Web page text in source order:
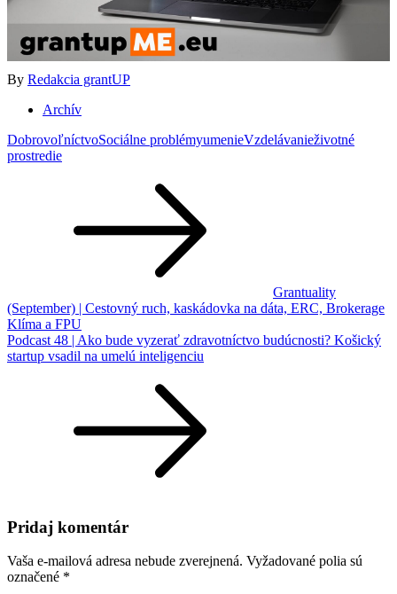
By Redakcia grantUP
Archív
DobrovoľníctvoSociálne problémyumenieVzdelávanieživotné
prostredie
Grantuality
(September) | Cestovný ruch, kaskádovka na dáta, ERC, Brokerage
Klíma a FPU
Podcast 48 | Ako bude vyzerať zdravotníctvo budúcnosti? Košický
startup vsadil na umelú inteligenciu
Pridaj komentár
Vaša e-mailová adresa nebude zverejnená. Vyžadované polia sú
označené *